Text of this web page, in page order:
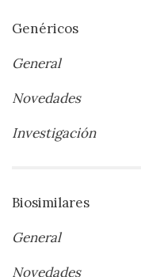
Genéricos
General
Novedades
Investigación
Biosimilares
General
Novedades